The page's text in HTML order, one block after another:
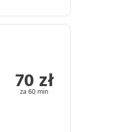
70 zł
za 60 min